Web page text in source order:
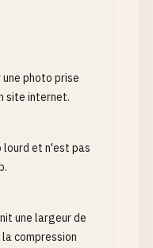
photo prise
site internet.
lourd et n'est pas
une largeur de
compression